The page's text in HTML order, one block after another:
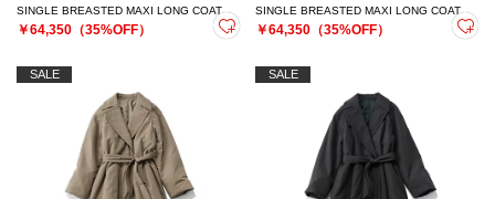
SINGLE BREASTED MAXI LONG COAT
￥64,350（35%OFF）
SINGLE BREASTED MAXI LONG COAT
￥64,350（35%OFF）
SALE SALE